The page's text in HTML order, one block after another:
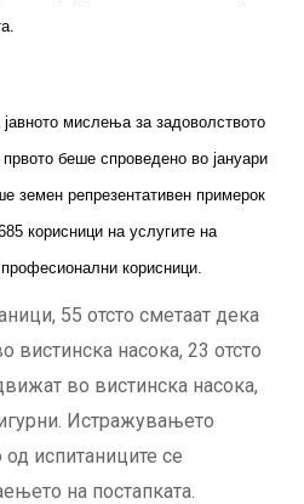
мислења за задоволството
беше спроведено во јануари
земен репрезентативен примерок
корисници на услугите на
корисници.
55 отсто сметаат дека
насока, 23 отсто
во вистинска насока,
Истражувањето
испитаниците се
на постапката.